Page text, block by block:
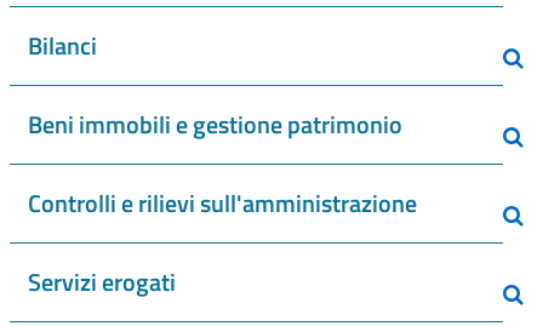
Bilanci
Beni immobili e gestione patrimonio
Controlli e rilievi sull'amministrazione
Servizi erogati